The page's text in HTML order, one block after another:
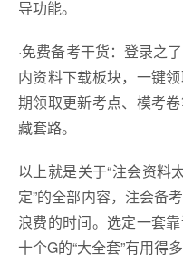
导功能。
·免费备考干货：登录之
内资料下载板块，一键
期领取更新考点、模考
藏套路。
以上就是关于“注会资料
定”的全部内容，注会备
浪费的时间。选定一套
十个G的“大全套”有用得多